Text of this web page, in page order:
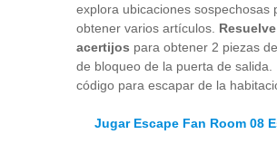
explora ubicaciones sospechosas
obtener varios artículos. Resuelve
acertijos para obtener 2 piezas
de bloqueo de la puerta de salida.
código para escapar de la
Jugar Escape Fan Room 08